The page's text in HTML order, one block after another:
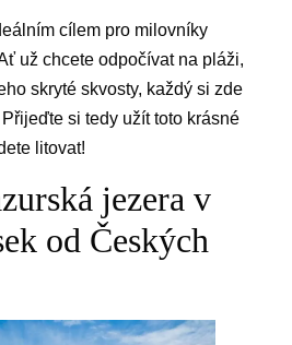
cílem pro milovníky
už chcete odpočívat na pláži,
skryté skvosty, každý si zde
si tedy užít toto krásné
litovat!
jezera v
od Českých